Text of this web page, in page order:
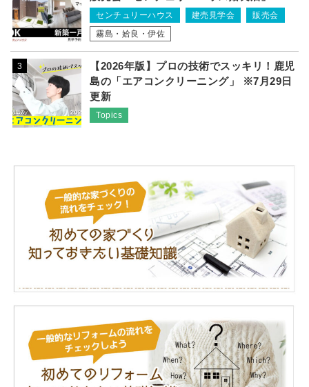
センチュリーハウス 建売見学会
販売会
霧島・姶良・伊佐
3
【2026年版】プロの技術でスッキリ！鹿児
島の「エアコンクリーニング」 ※7月29日
更新
Topics